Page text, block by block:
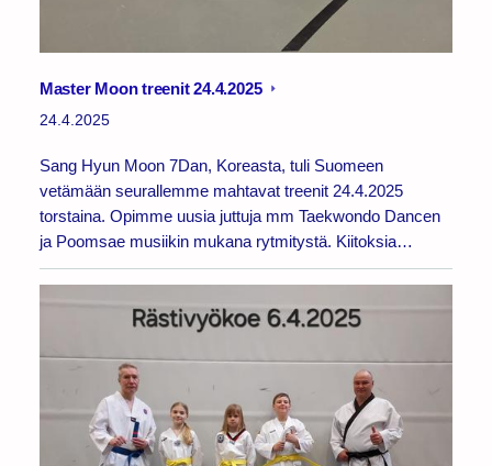
Master Moon treenit 24.4.2025
24.4.2025
Sang Hyun Moon 7Dan, Koreasta, tuli Suomeen
vetämään seurallemme mahtavat treenit 24.4.2025
torstaina. Opimme uusia juttuja mm Taekwondo Dancen
ja Poomsae musiikin mukana rytmitystä. Kiitoksia…